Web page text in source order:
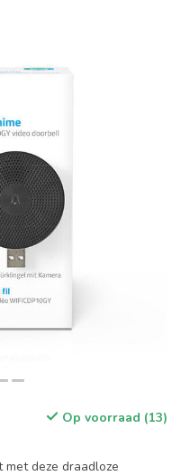
Op voorraad (13)
deze draadloze